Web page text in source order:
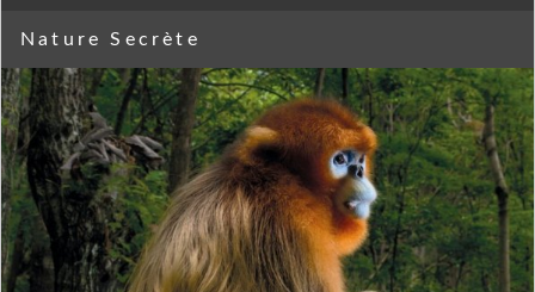
Nature Secrète